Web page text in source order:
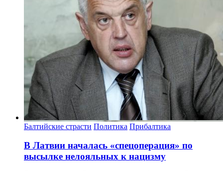
Балтийские страсти Политика Прибалтика
В Латвии началась «спецоперация» по
высылке нелояльных к нацизму